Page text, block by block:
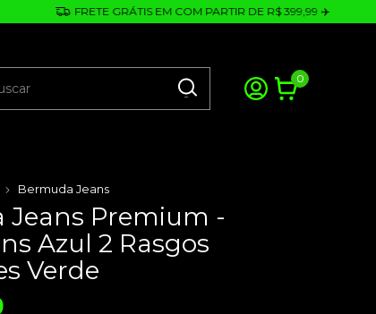
FRETE GRÁTIS EM COM PARTIR DE R$ 399,99 ✈️
0
Bermuda Jeans
Jeans Premium -
Azul 2 Rasgos
Verde